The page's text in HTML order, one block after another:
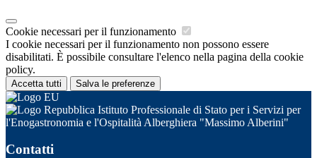
Cookie necessari per il funzionamento
I cookie necessari per il funzionamento non possono essere
disabilitati. È possibile consultare l'elenco nella pagina della cookie
policy.
Accetta tutti Salva le preferenze
Istituto Professionale di Stato per i Servizi per
l'Enogastronomia e l'Ospitalità Alberghiera "Massimo Alberini"
Contatti